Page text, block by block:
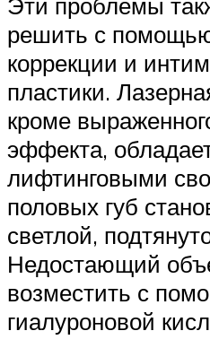
решить с
коррекции и
пластики.
кроме
эффекта,
лифтинговыми
половых губ
светлой,
Недостающий
возместить с
гиалуроновой